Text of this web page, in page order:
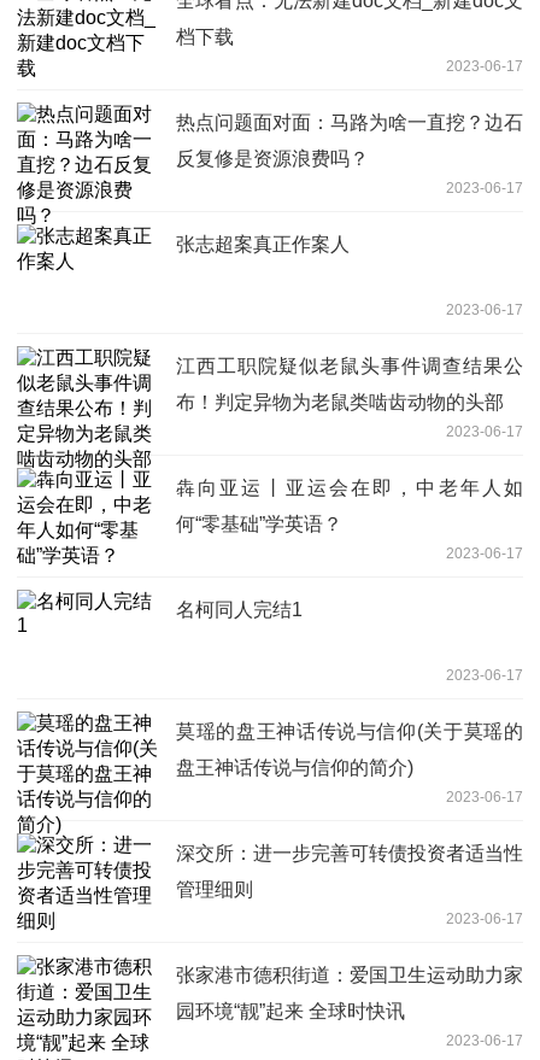
档下载
2023-06-17
热点问题面对面：马路为啥一直挖？边石
反复修是资源浪费吗？
2023-06-17
张志超案真正作案人
2023-06-17
江西工职院疑似老鼠头事件调查结果公
布！判定异物为老鼠类啮齿动物的头部
2023-06-17
犇向亚运丨亚运会在即，中老年人如
何“零基础”学英语？
2023-06-17
名柯同人完结1
2023-06-17
莫瑶的盘王神话传说与信仰(关于莫瑶的
盘王神话传说与信仰的简介)
2023-06-17
深交所：进一步完善可转债投资者适当性
管理细则
2023-06-17
张家港市德积街道：爱国卫生运动助力家
园环境“靓”起来 全球时快讯
2023-06-17